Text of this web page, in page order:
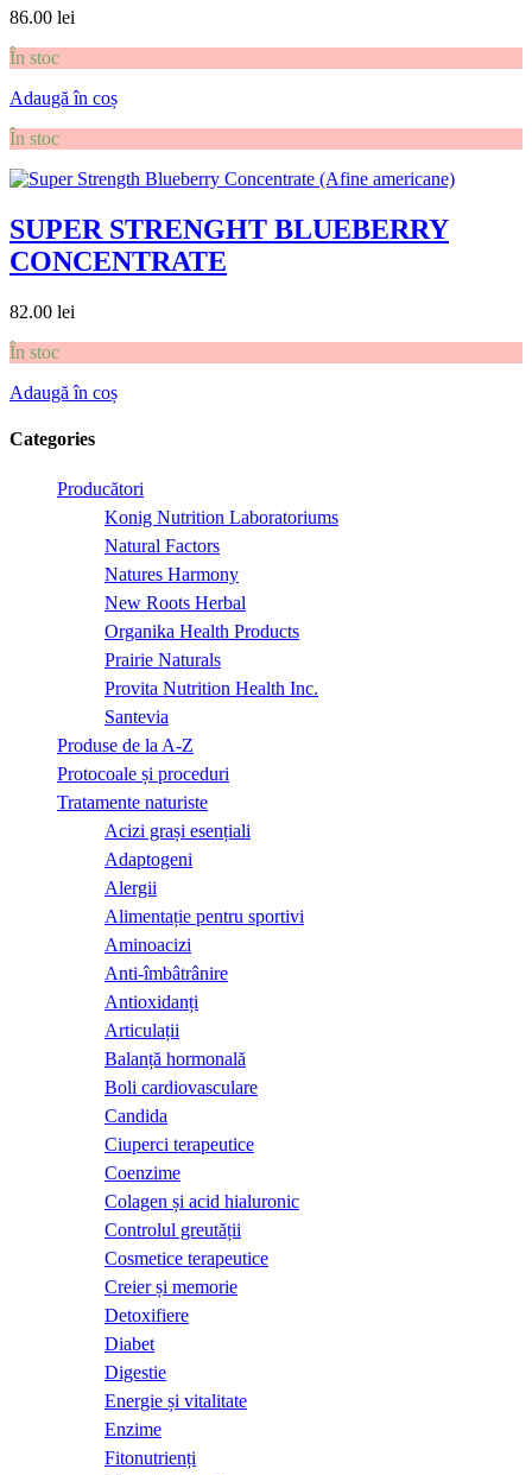
86.00 lei
În stoc
Adaugă în coș
În stoc
SUPER STRENGHT BLUEBERRY
CONCENTRATE
82.00 lei
În stoc
Adaugă în coș
Categories
Producători
Konig Nutrition Laboratoriums
Natural Factors
Natures Harmony
New Roots Herbal
Organika Health Products
Prairie Naturals
Provita Nutrition Health Inc.
Santevia
Produse de la A-Z
Protocoale și proceduri
Tratamente naturiste
Acizi grași esențiali
Adaptogeni
Alergii
Alimentație pentru sportivi
Aminoacizi
Anti-îmbâtrânire
Antioxidanți
Articulații
Balanță hormonală
Boli cardiovasculare
Candida
Ciuperci terapeutice
Coenzime
Colagen și acid hialuronic
Controlul greutății
Cosmetice terapeutice
Creier și memorie
Detoxifiere
Diabet
Digestie
Energie și vitalitate
Enzime
Fitonutrienți